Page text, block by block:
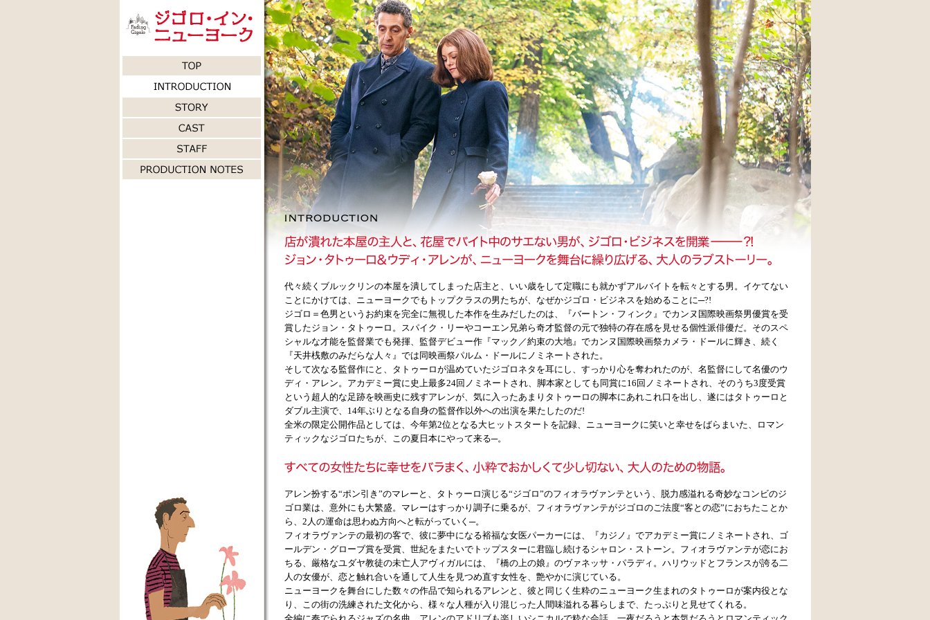
代々続くブルックリンの本屋を潰してしまった店主と、いい歳をして定職にも就かずアルバイトを転々とする男。イケてない
ことにかけては、ニューヨークでもトップクラスの男たちが、なぜかジゴロ・ビジネスを始めることに─?!
ジゴロ＝色男というお約束を完全に無視した本作を生みだしたのは、『バートン・フィンク』でカンヌ国際映画祭男優賞を受
賞したジョン・タトゥーロ。スパイク・リーやコーエン兄弟ら奇才監督の元で独特の存在感を見せる個性派俳優だ。そのスペ
シャルな才能を監督業でも発揮、監督デビュー作『マック／約束の大地』でカンヌ国際映画祭カメラ・ドールに輝き、続く
『天井桟敷のみだらな人々』では同映画祭パルム・ドールにノミネートされた。
そして次なる監督作にと、タトゥーロが温めていたジゴロネタを耳にし、すっかり心を奪われたのが、名監督にして名優のウ
ディ・アレン。アカデミー賞に史上最多24回ノミネートされ、脚本家としても同賞に16回ノミネートされ、そのうち3度受賞
という超人的な足跡を映画史に残すアレンが、気に入ったあまりタトゥーロの脚本にあれこれ口を出し、遂にはタトゥーロと
ダブル主演で、14年ぶりとなる自身の監督作以外への出演を果たしたのだ!
全米の限定公開作品としては、今年第2位となる大ヒットスタートを記録、ニューヨークに笑いと幸せをばらまいた、ロマン
ティックなジゴロたちが、この夏日本にやって来る─。
アレン扮する“ポン引き”のマレーと、タトゥーロ演じる“ジゴロ”のフィオラヴァンテという、脱力感溢れる奇妙なコンビのジ
ゴロ業は、意外にも大繁盛。マレーはすっかり調子に乗るが、フィオラヴァンテがジゴロのご法度“客との恋”におちたことか
ら、2人の運命は思わぬ方向へと転がっていく─。
フィオラヴァンテの最初の客で、彼に夢中になる裕福な女医パーカーには、『カジノ』でアカデミー賞にノミネートされ、ゴ
ールデン・グローブ賞を受賞、世紀をまたいでトップスターに君臨し続けるシャロン・ストーン。フィオラヴァンテが恋にお
ちる、厳格なユダヤ教徒の未亡人アヴィガルには、『橋の上の娘』のヴァネッサ・パラディ。ハリウッドとフランスが誇る二
人の女優が、恋と触れ合いを通して人生を見つめ直す女性を、艶やかに演じている。
ニューヨークを舞台にした数々の作品で知られるアレンと、彼と同じく生粋のニューヨーク生まれのタトゥーロが案内役とな
り、この街の洗練された文化から、様々な人種が入り混じった人間味溢れる暮らしまで、たっぷりと見せてくれる。